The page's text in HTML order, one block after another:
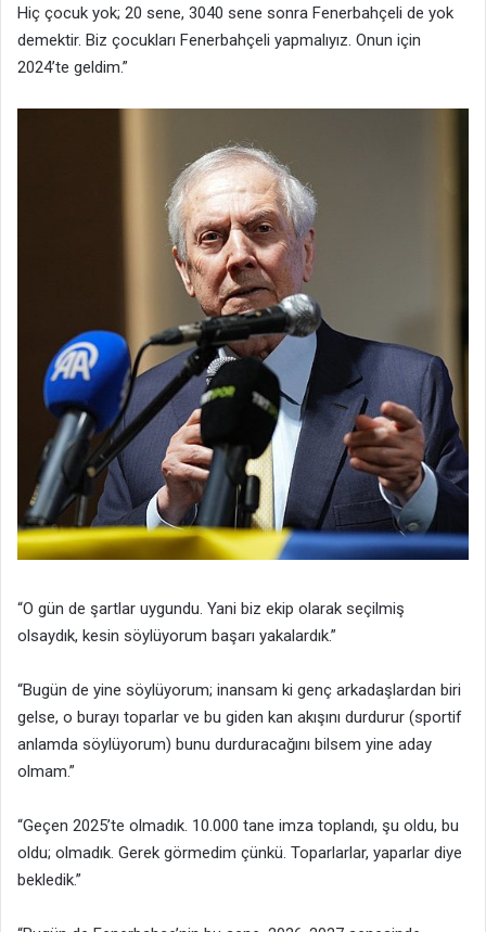
Hiç çocuk yok; 20 sene, 3040 sene sonra Fenerbahçeli de yok
demektir. Biz çocukları Fenerbahçeli yapmalıyız. Onun için
2024’te geldim.”
“O gün de şartlar uygundu. Yani biz ekip olarak seçilmiş
olsaydık, kesin söylüyorum başarı yakalardık.”
“Bugün de yine söylüyorum; inansam ki genç arkadaşlardan biri
gelse, o burayı toparlar ve bu giden kan akışını durdurur (sportif
anlamda söylüyorum) bunu durduracağını bilsem yine aday
olmam.”
“Geçen 2025’te olmadık. 10.000 tane imza toplandı, şu oldu, bu
oldu; olmadık. Gerek görmedim çünkü. Toparlarlar, yaparlar diye
bekledik.”